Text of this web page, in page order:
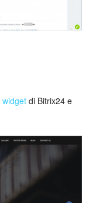
widget di Bitrix24 e